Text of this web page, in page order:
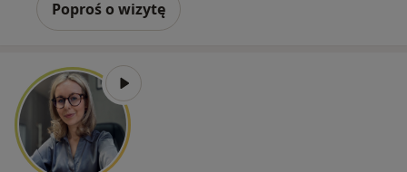
Poproś o wizytę